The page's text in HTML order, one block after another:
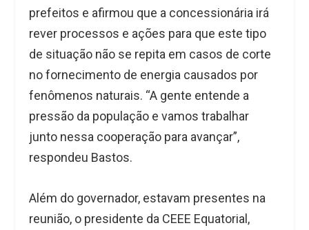
prefeitos e afirmou que a concessionária irá
rever processos e ações para que este tipo
de situação não se repita em casos de corte
no fornecimento de energia causados por
fenômenos naturais. “A gente entende a
pressão da população e vamos trabalhar
junto nessa cooperação para avançar”,
respondeu Bastos.
Além do governador, estavam presentes na
reunião, o presidente da CEEE Equatorial,